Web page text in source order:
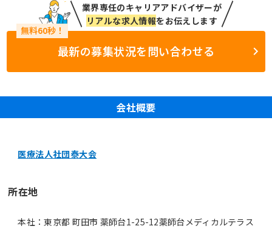
業界専任のキャリアアドバイザーが
リアルな求人情報をお伝えします
最新の募集状況を問い合わせる
会社概要
医療法人社団泰大会
所在地
本社：東京都 町田市 薬師台1-25-12薬師台メディカルテラス